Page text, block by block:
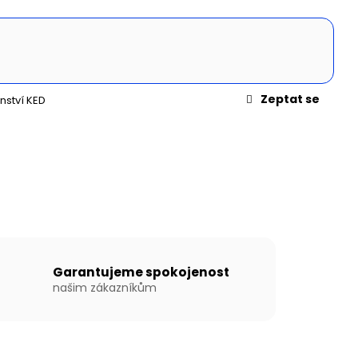
KED
Zeptat se
Garantujeme spokojenost
našim zákazníkům
BARVĚ SE
PODLAHOU